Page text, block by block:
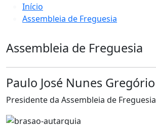
Início
Assembleia de Freguesia
Assembleia de Freguesia
Paulo José Nunes Gregório
Presidente da Assembleia de Freguesia